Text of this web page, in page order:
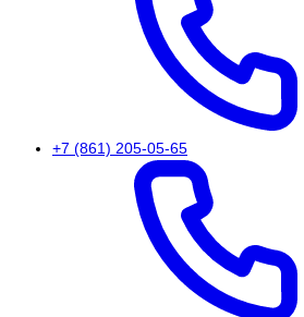
+7 (861) 205-05-65